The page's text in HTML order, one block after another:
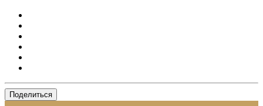
Поделиться